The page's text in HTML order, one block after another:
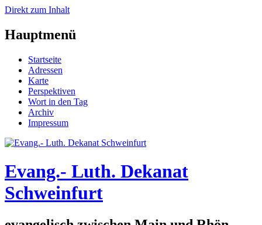
Direkt zum Inhalt
Hauptmenü
Startseite
Adressen
Karte
Perspektiven
Wort in den Tag
Archiv
Impressum
Evang.- Luth. Dekanat
Schweinfurt